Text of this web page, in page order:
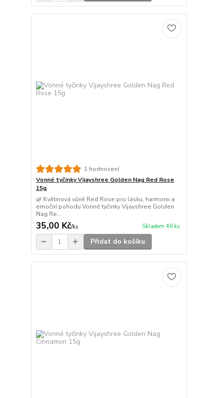
1 hodnocení
Vonné tyčinky Vijayshree Golden Nag Red Rose
15g
🌿 Květinová vůně Red Rose pro lásku, harmonii a
emoční pohodu Vonné tyčinky Vijayshree Golden
Nag Re...
35,00 Kč/ks Skladem 46 ks
Přidat do košíku